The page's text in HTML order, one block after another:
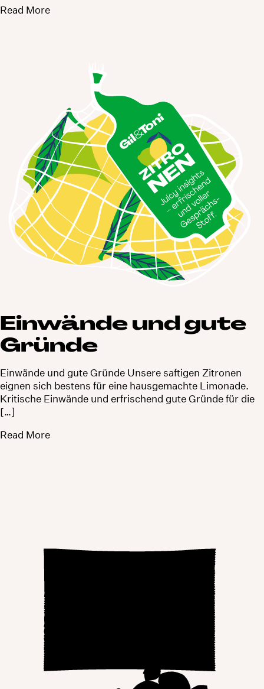
Read More
Einwände und gute
Gründe
Einwände und gute Gründe Unsere saftigen Zitronen
eignen sich bestens für eine hausgemachte Limonade.
Kritische Einwände und erfrischend gute Gründe für die
[…]
Read More